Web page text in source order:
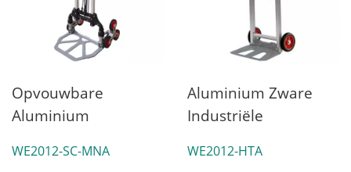
Opvouwbare
Aluminium
Handtruck Maker
WE2012-SC-MNA
Aluminium Zware
Industriële
(belasting 120 Kg).
WE2012-HTA